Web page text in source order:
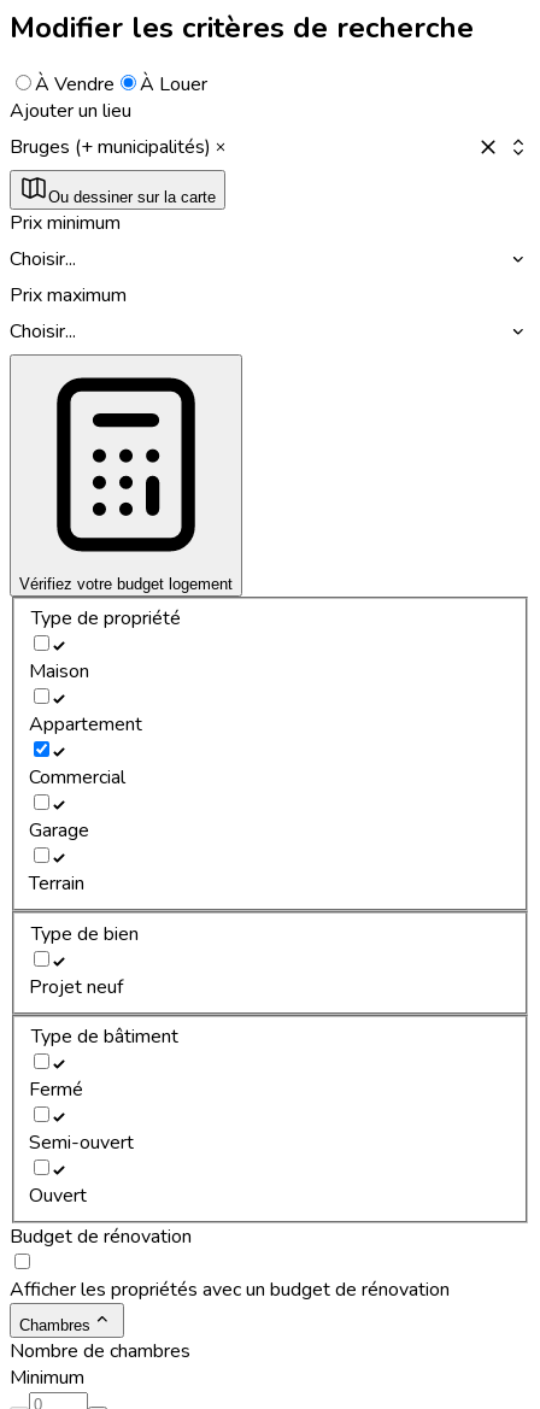
Modifier les critères de recherche
À Vendre
À Louer
Ajouter un lieu
Bruges (+ municipalités)
Ou dessiner sur la carte
Prix minimum
Choisir...
Prix maximum
Choisir...
Vérifiez votre budget logement
Type de propriété
Maison
Appartement
Commercial
Garage
Terrain
Type de bien
Projet neuf
Type de bâtiment
Fermé
Semi-ouvert
Ouvert
Budget de rénovation
Afficher les propriétés avec un budget de rénovation
Chambres
Nombre de chambres
Minimum